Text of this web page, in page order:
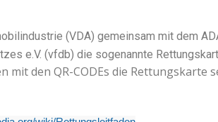
(VDA) gemeinsam mit dem
e.V. (vfdb) die sogenannte
mit den QR-CODEs die Rettungskarte